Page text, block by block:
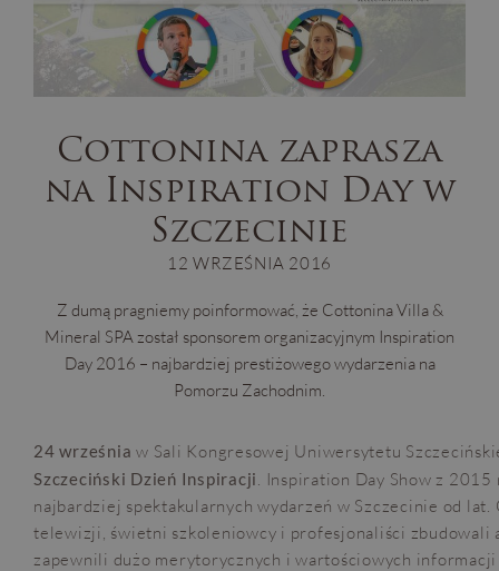
Cottonina zaprasza
na Inspiration Day w
Szczecinie
12 WRZEŚNIA 2016
Z dumą pragniemy poinformować, że Cottonina Villa &
Mineral SPA został sponsorem organizacyjnym Inspiration
Day 2016 – najbardziej prestiżowego wydarzenia na
Pomorzu Zachodnim.
24 września w Sali Kongresowej Uniwersytetu
Szczeciński Dzień Inspiracji
. Inspiration Day Show z
najbardziej spektakularnych wydarzeń w Szczecinie od lat.
telewizji, świetni szkoleniowcy i profesjonaliści zbudowali
zapewnili dużo merytorycznych i wartościowych